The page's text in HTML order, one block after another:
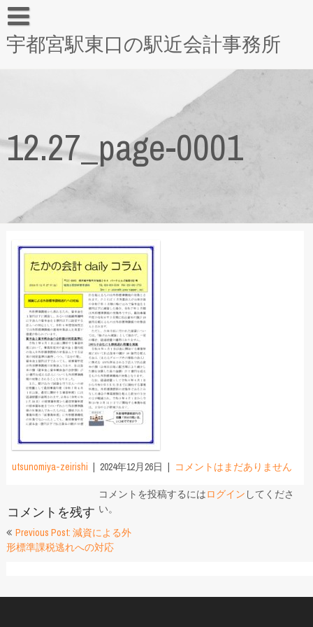
宇都宮駅東口の駅近会計事務所
12.27_page-0001
utsunomiya-zeirishi 2024年12月26日 コメントはまだありません
コメントを残す
コメントを投稿するにはログイン してくださ
い。
投
稿
ビ
Previous Post: 減資による外
形標準課税逃れへの対応